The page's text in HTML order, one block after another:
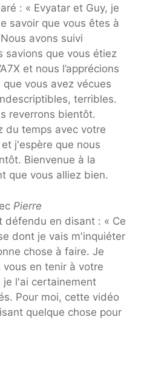
: « Evyatar et Guy, je
savoir que vous êtes à
avons suivi
savions que vous étiez
et nous l’apprécions
vous avez vécues
terribles.
reverrons bientôt.
du temps avec votre
j'espère que nous
Bienvenue à la
que vous alliez bien.
Pierre
défendu en disant : « Ce
dont je vais m'inquiéter
chose à faire. Je
en tenir à votre
je l'ai certainement
Pour moi, cette vidéo
quelque chose pour